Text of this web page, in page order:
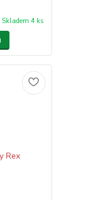
Skladem 4 ks